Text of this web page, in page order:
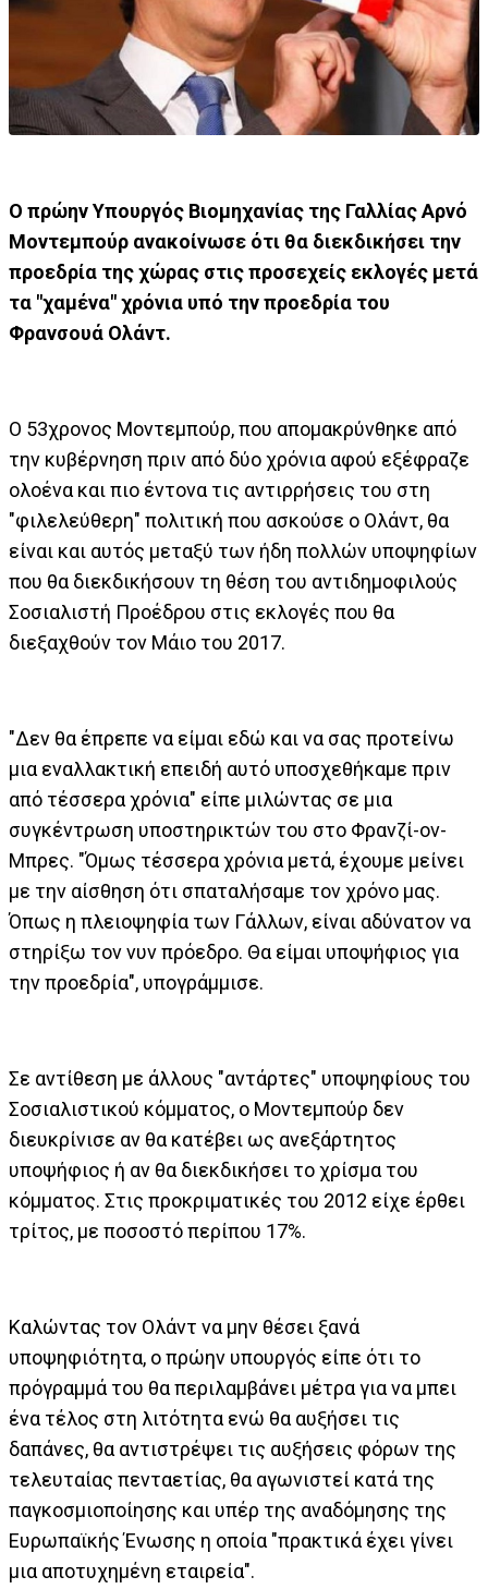
Ο πρώην Υπουργός Βιομηχανίας της Γαλλίας Αρνό
Μοντεμπούρ ανακοίνωσε ότι θα διεκδικήσει την
προεδρία της χώρας στις προσεχείς εκλογές μετά
τα "χαμένα" χρόνια υπό την προεδρία του
Φρανσουά Ολάντ.
Ο 53χρονος Μοντεμπούρ, που απομακρύνθηκε από
την κυβέρνηση πριν από δύο χρόνια αφού εξέφραζε
ολοένα και πιο έντονα τις αντιρρήσεις του στη
"φιλελεύθερη" πολιτική που ασκούσε ο Ολάντ, θα
είναι και αυτός μεταξύ των ήδη πολλών υποψηφίων
που θα διεκδικήσουν τη θέση του αντιδημοφιλούς
Σοσιαλιστή Προέδρου στις εκλογές που θα
διεξαχθούν τον Μάιο του 2017.
"Δεν θα έπρεπε να είμαι εδώ και να σας προτείνω
μια εναλλακτική επειδή αυτό υποσχεθήκαμε πριν
από τέσσερα χρόνια" είπε μιλώντας σε μια
συγκέντρωση υποστηρικτών του στο Φρανζί-ον-
Μπρες. "Όμως τέσσερα χρόνια μετά, έχουμε μείνει
με την αίσθηση ότι σπαταλήσαμε τον χρόνο μας.
Όπως η πλειοψηφία των Γάλλων, είναι αδύνατον να
στηρίξω τον νυν πρόεδρο. Θα είμαι υποψήφιος για
την προεδρία", υπογράμμισε.
Σε αντίθεση με άλλους "αντάρτες" υποψηφίους του
Σοσιαλιστικού κόμματος, ο Μοντεμπούρ δεν
διευκρίνισε αν θα κατέβει ως ανεξάρτητος
υποψήφιος ή αν θα διεκδικήσει το χρίσμα του
κόμματος. Στις προκριματικές του 2012 είχε έρθει
τρίτος, με ποσοστό περίπου 17%.
Καλώντας τον Ολάντ να μην θέσει ξανά
υποψηφιότητα, ο πρώην υπουργός είπε ότι το
πρόγραμμά του θα περιλαμβάνει μέτρα για να μπει
ένα τέλος στη λιτότητα ενώ θα αυξήσει τις
δαπάνες, θα αντιστρέψει τις αυξήσεις φόρων της
τελευταίας πενταετίας, θα αγωνιστεί κατά της
παγκοσμιοποίησης και υπέρ της αναδόμησης της
Ευρωπαϊκής Ένωσης η οποία "πρακτικά έχει γίνει
μια αποτυχημένη εταιρεία".